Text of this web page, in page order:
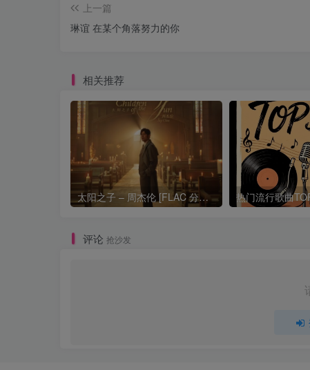
上一篇
琳谊 在某个角落努力的你
相关推荐
太阳之子 – 周杰伦 [FLAC 分轨 192Khz 24bit]
评论 抢沙发